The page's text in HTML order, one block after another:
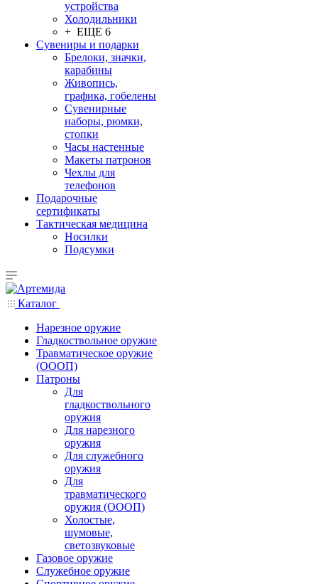
устройства
Холодильники
+ ЕЩЕ 6
Сувениры и подарки
Брелоки, значки,
карабины
Живопись,
графика, гобелены
Сувенирные
наборы, рюмки,
стопки
Часы настенные
Макеты патронов
Чехлы для
телефонов
Подарочные
сертификаты
Тактическая медицина
Носилки
Подсумки
Каталог
Нарезное оружие
Гладкоствольное оружие
Травматическое оружие
(ОООП)
Патроны
Для
гладкоствольного
оружия
Для нарезного
оружия
Для служебного
оружия
Для
травматического
оружия (ОООП)
Холостые,
шумовые,
светозвуковые
Газовое оружие
Служебное оружие